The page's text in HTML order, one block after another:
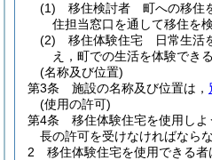
(1)
移住検討者 町への移住
住担当窓口を通して移住を
(2)
移住体験住宅 日常生活
え，町での生活を体験でき
(名称及び位置)
第3条
施設の名称及び位置は，
(使用の許可)
第4条
移住体験住宅を使用し
長の許可を受けなければならな
2
移住体験住宅を使用できる者